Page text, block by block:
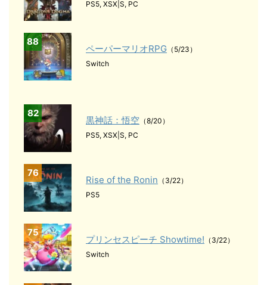
PS5, XSX|S, PC
88
ペーパーマリオRPG （5/23）
Switch
82
黒神話：悟空 （8/20）
PS5, XSX|S, PC
76
Rise of the Ronin （3/22）
PS5
75
プリンセスピーチ Showtime! （3/22）
Switch